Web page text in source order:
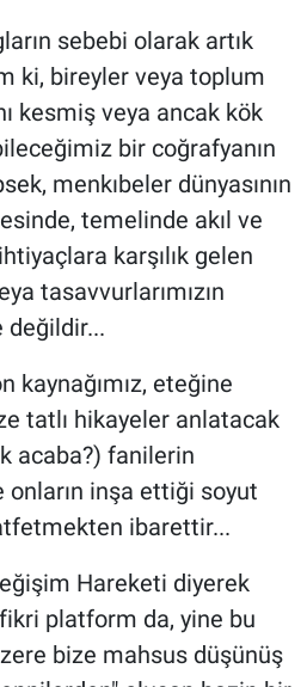
sebebi olarak artık
ki, bireyler veya toplum
kesmiş veya ancak kök
bir coğrafyanın
menkıbeler dünyasının
temelinde akıl ve
karşılık gelen
tasavvurlarımızın
değildir...
kaynağımız, eteğine
tatlı hikayeler anlatacak
acaba?) fanilerin
inşa ettiği soyut
ibarettir...
Hareketi diyerek
platform da, yine bu
bize mahsus düşünüş